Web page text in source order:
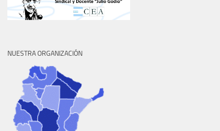
NUESTRA ORGANIZACIÓN